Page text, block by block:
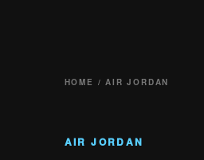
HOME / AIR JORDAN
AIR JORDAN